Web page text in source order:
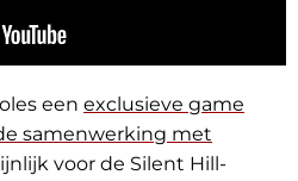
een exclusieve game
samenwerking met
voor de Silent Hill-